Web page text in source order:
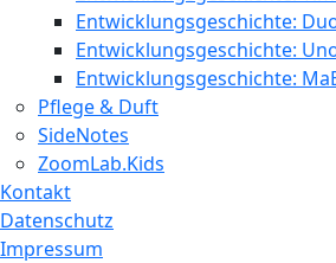
Entwicklungsgeschichte:
Entwicklungsgeschichte:
Entwicklungsgeschichte:
Pflege & Duft
SideNotes
ZoomLab.Kids
Kontakt
Datenschutz
Impressum